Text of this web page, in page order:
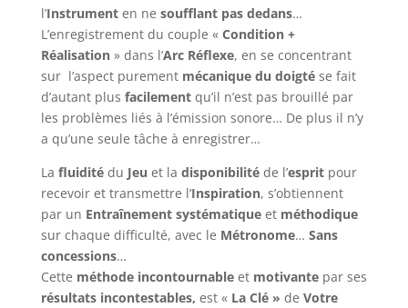
l’Instrumenten ne soufflant pas dedans…
L’enregistrement du couple « Condition +
Réalisation» dans l’Arc Réflexe, en se concentrant
sur l’aspect purement mécanique du doigtése fait
d’autant plus facilementqu’il n’est pas brouillé par
les problèmes liés à l’émission sonore… De plus il n’y
a qu’une seule tâche à enregistrer…
La fluiditédu Jeu et la disponibilitéde l’espritpour
recevoir et transmettre l’Inspiration, s’obtiennent
par un Entraînement systématique et méthodique
sur chaque difficulté, avec le Métronome… Sans
concessions…
Cette méthode incontournableet motivantepar ses
résultats incontestables, est « La Clé » de Votre